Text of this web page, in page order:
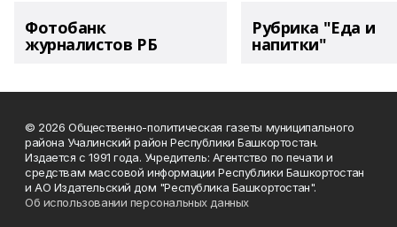
Фотобанк
журналистов РБ
Рубрика "Еда и
напитки"
© 2026 Общественно-политическая газеты муниципального
района Учалинский район Республики Башкортостан.
Издается с 1991 года. Учредитель: Агентство по печати и
средствам массовой информации Республики Башкортостан
и АО Издательский дом "Республика Башкортостан".
Об использовании персональных данных